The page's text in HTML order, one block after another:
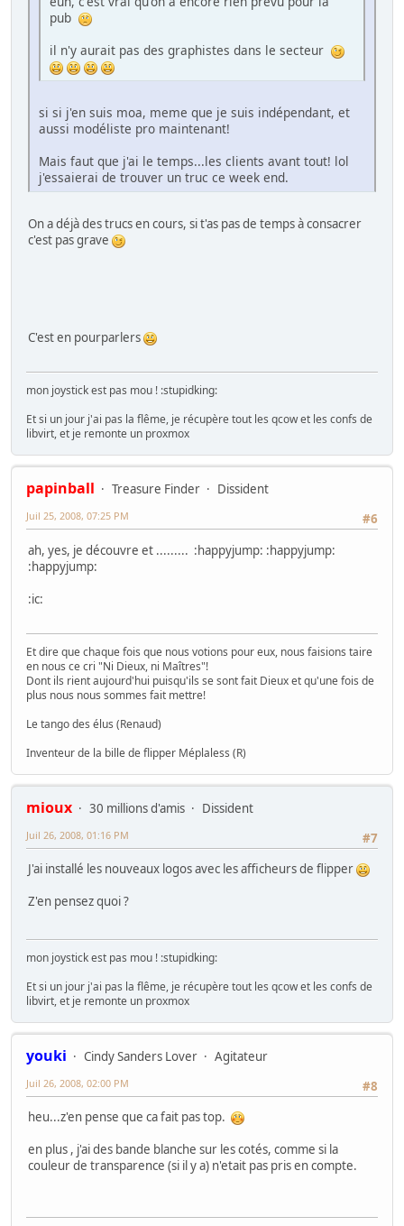
pub
il n'y aurait pas des graphistes dans le secteur
si si j'en suis moa, meme que je suis indépendant, et
aussi modéliste pro maintenant!
Mais faut que j'ai le temps...les clients avant tout! lol
j'essaierai de trouver un truc ce week end.
On a déjà des trucs en cours, si t'as pas de temps à consacrer
c'est pas grave
C'est en pourparlers
mon joystick est pas mou ! :stupidking:
Et si un jour j'ai pas la flême, je récupère tout les qcow et les confs de
libvirt, et je remonte un proxmox
papinball Treasure Finder
Dissident
#6
Juil 25, 2008, 07:25 PM
ah, yes, je découvre et ......... :happyjump: :happyjump:
:happyjump:
:ic:
Et dire que chaque fois que nous votions pour eux, nous faisions taire
en nous ce cri "Ni Dieux, ni Maîtres"!
Dont ils rient aujourd'hui puisqu'ils se sont fait Dieux et qu'une fois de
plus nous nous sommes fait mettre!
Le tango des élus (Renaud)
Inventeur de la bille de flipper Méplaless (R)
mioux 30 millions d'amis
Dissident
#7
Juil 26, 2008, 01:16 PM
J'ai installé les nouveaux logos avec les afficheurs de flipper
Z'en pensez quoi ?
mon joystick est pas mou ! :stupidking:
Et si un jour j'ai pas la flême, je récupère tout les qcow et les confs de
libvirt, et je remonte un proxmox
youki Cindy Sanders Lover
Agitateur
#8
Juil 26, 2008, 02:00 PM
heu...z'en pense que ca fait pas top.
en plus , j'ai des bande blanche sur les cotés, comme si la
couleur de transparence (si il y a) n'etait pas pris en compte.